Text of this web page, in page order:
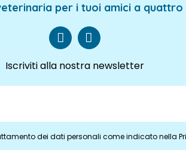
per i tuoi amici a quattro
Iscriviti alla nostra newsletter
dei dati personali come indicato nella